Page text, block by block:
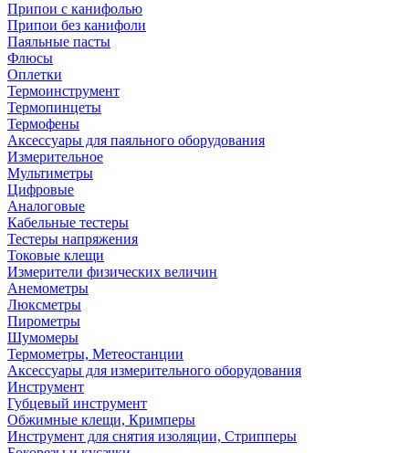
Припои с канифолью
Припои без канифоли
Паяльные пасты
Флюсы
Оплетки
Термоинструмент
Термопинцеты
Термофены
Аксессуары для паяльного оборудования
Измерительное
Мультиметры
Цифровые
Аналоговые
Кабельные тестеры
Тестеры напряжения
Токовые клещи
Измерители физических величин
Анемометры
Люксметры
Пирометры
Шумомеры
Термометры, Метеостанции
Аксессуары для измерительного оборудования
Инструмент
Губцевый инструмент
Обжимные клещи, Кримперы
Инструмент для снятия изоляции, Стрипперы